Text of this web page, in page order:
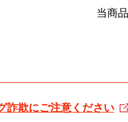
当商
詐欺にご注意ください